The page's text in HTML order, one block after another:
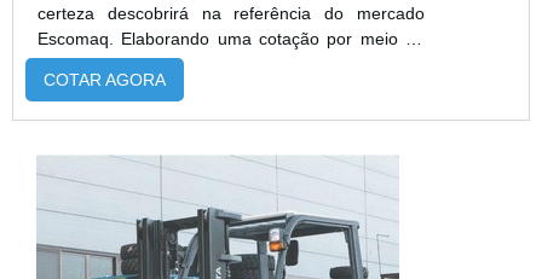
certeza descobrirá na referência do mercado
Escomaq. Elaborando uma cotação por meio da
própria empresa e encontrando a sofisticação,
qualidade e preço justo em um só lugar.MAIS
empilhadeira a venda usada em uma empresa
segura, descobre o site da Escomaq. Com grande
expressão de me...
COTAR AGORA